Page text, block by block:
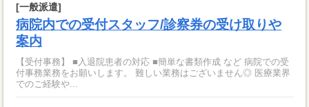
[一般派遣]
病院内での受付スタッフ/診察券の受け取りや
案内
【受付事務】 ■入退院患者の対応 ■簡単な書類作成 など 病院での受
付事務業務をお願いします。 難しい業務はございません◎ 医療業界
でのご経験や...